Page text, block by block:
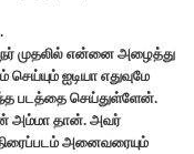
முதலில் என்னை அழைத்து
ஐடியா எதுவுமே
படத்தை செய்துள்ளேன்.
அம்மா தான். அவர்
அனைவரையும்